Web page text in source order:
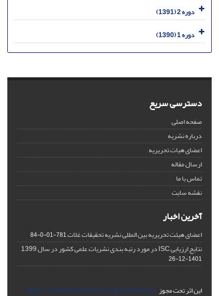
دوره 2 (1391)
دوره 1 (1390)
دسترسی سریع
صفحه اصلی
درباره نشریه
اعضای هیات تحریریه
ارسال مقاله
تماس با ما
نقشه سایت
آخرین اخبار
اعضای هیئت تحریریه بین المللی نشریه تحقیقات غلات781-01-0-84
نتایج ارزیابی ISC در مورد رتبه بندی نشریات علمی کشور در سال 1399
1401-12-26
این اثر تحت مجوزhttps://creativecommons.org/licenses/by-